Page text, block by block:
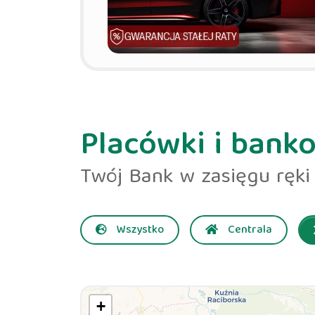
Placówki i
Twój Bank w zasięgu ręki
Wszystko Centrala
+